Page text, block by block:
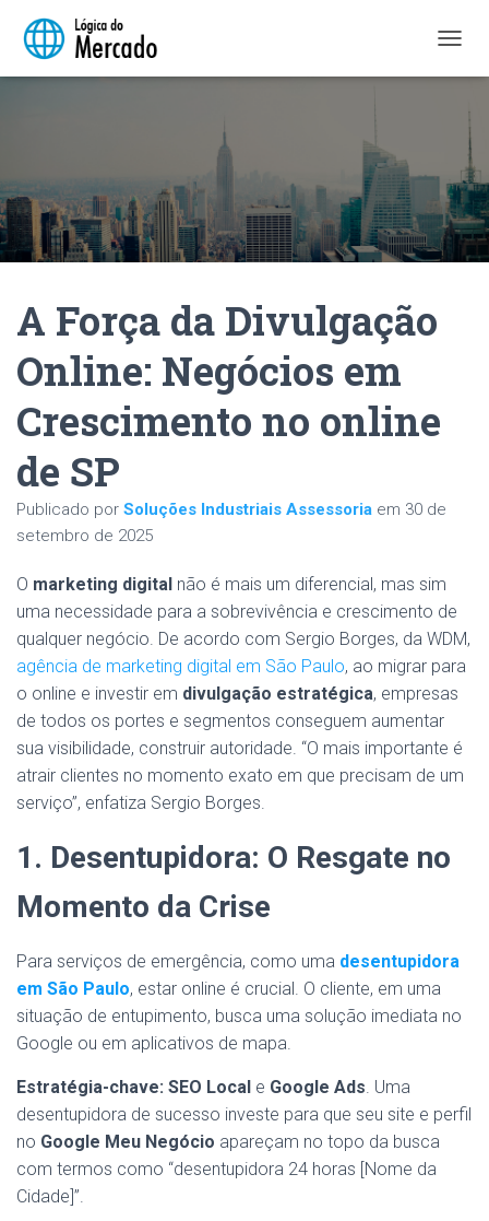
L
A
R
N
A
V
A Força da Divulgação
Online: Negócios em
Crescimento no online
de SP
Publicado por Soluções Industriais Assessoria em 30 de
setembro de 2025
O marketing digital não é mais um diferencial, mas sim
uma necessidade para a sobrevivência e crescimento de
qualquer negócio. De acordo com Sergio Borges, da WDM,
agência de marketing digital em São Paulo, ao migrar para
o online e investir em divulgação estratégica, empresas
de todos os portes e segmentos conseguem aumentar
sua visibilidade, construir autoridade. “O mais importante é
atrair clientes no momento exato em que precisam de um
serviço”, enfatiza Sergio Borges.
1. Desentupidora: O Resgate no
Momento da Crise
Para serviços de emergência, como uma desentupidora
em São Paulo, estar online é crucial. O cliente, em uma
situação de entupimento, busca uma solução imediata no
Google ou em aplicativos de mapa.
Estratégia-chave: SEO Local e Google Ads. Uma
desentupidora de sucesso investe para que seu site e perfil
no Google Meu Negócio apareçam no topo da busca
com termos como “desentupidora 24 horas [Nome da
Cidade]”.